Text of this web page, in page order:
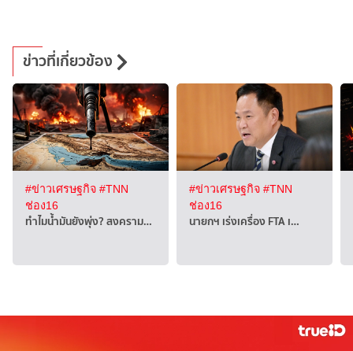
ข่าวที่เกี่ยวข้อง
#ข่าวเศรษฐกิจ #TNN
ช่อง16
ทำไมน้ำมันยังพุ่ง? สงคราม…
#ข่าวเศรษฐกิจ #TNN
ช่อง16
นายกฯ เร่งเครื่อง FTA เ…